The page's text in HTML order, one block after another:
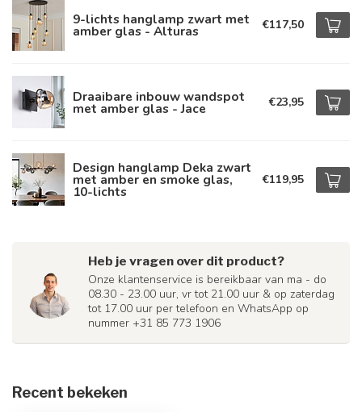
9-lichts hanglamp zwart met
amber glas - Alturas €117,50
Draaibare inbouw wandspot
met amber glas - Jace €23,95
Design hanglamp Deka zwart
met amber en smoke glas,
10-lichts
€119,95
Heb je vragen over dit product?
Onze klantenservice is bereikbaar van ma - do
08.30 - 23.00 uur, vr tot 21.00 uur & op zaterdag
tot 17.00 uur per telefoon en WhatsApp op
nummer +31 85 773 1906
Recent bekeken